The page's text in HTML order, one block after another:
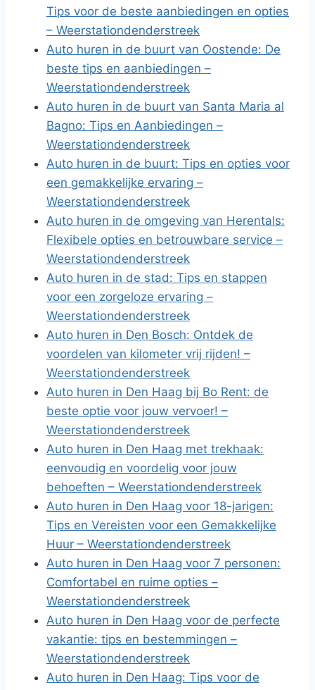
Tips voor de beste aanbiedingen en opties
– Weerstationdenderstreek
Auto huren in de buurt van Oostende: De
beste tips en aanbiedingen –
Weerstationdenderstreek
Auto huren in de buurt van Santa Maria al
Bagno: Tips en Aanbiedingen –
Weerstationdenderstreek
Auto huren in de buurt: Tips en opties voor
een gemakkelijke ervaring –
Weerstationdenderstreek
Auto huren in de omgeving van Herentals:
Flexibele opties en betrouwbare service –
Weerstationdenderstreek
Auto huren in de stad: Tips en stappen
voor een zorgeloze ervaring –
Weerstationdenderstreek
Auto huren in Den Bosch: Ontdek de
voordelen van kilometer vrij rijden! –
Weerstationdenderstreek
Auto huren in Den Haag bij Bo Rent: de
beste optie voor jouw vervoer! –
Weerstationdenderstreek
Auto huren in Den Haag met trekhaak:
eenvoudig en voordelig voor jouw
behoeften – Weerstationdenderstreek
Auto huren in Den Haag voor 18-jarigen:
Tips en Vereisten voor een Gemakkelijke
Huur – Weerstationdenderstreek
Auto huren in Den Haag voor 7 personen:
Comfortabel en ruime opties –
Weerstationdenderstreek
Auto huren in Den Haag voor de perfecte
vakantie: tips en bestemmingen –
Weerstationdenderstreek
Auto huren in Den Haag: Tips voor de